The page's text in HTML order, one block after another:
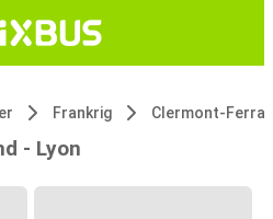
Frankrig Clermont-
- Lyon